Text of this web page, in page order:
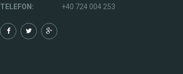
TELEFON:
+40 724 004 253